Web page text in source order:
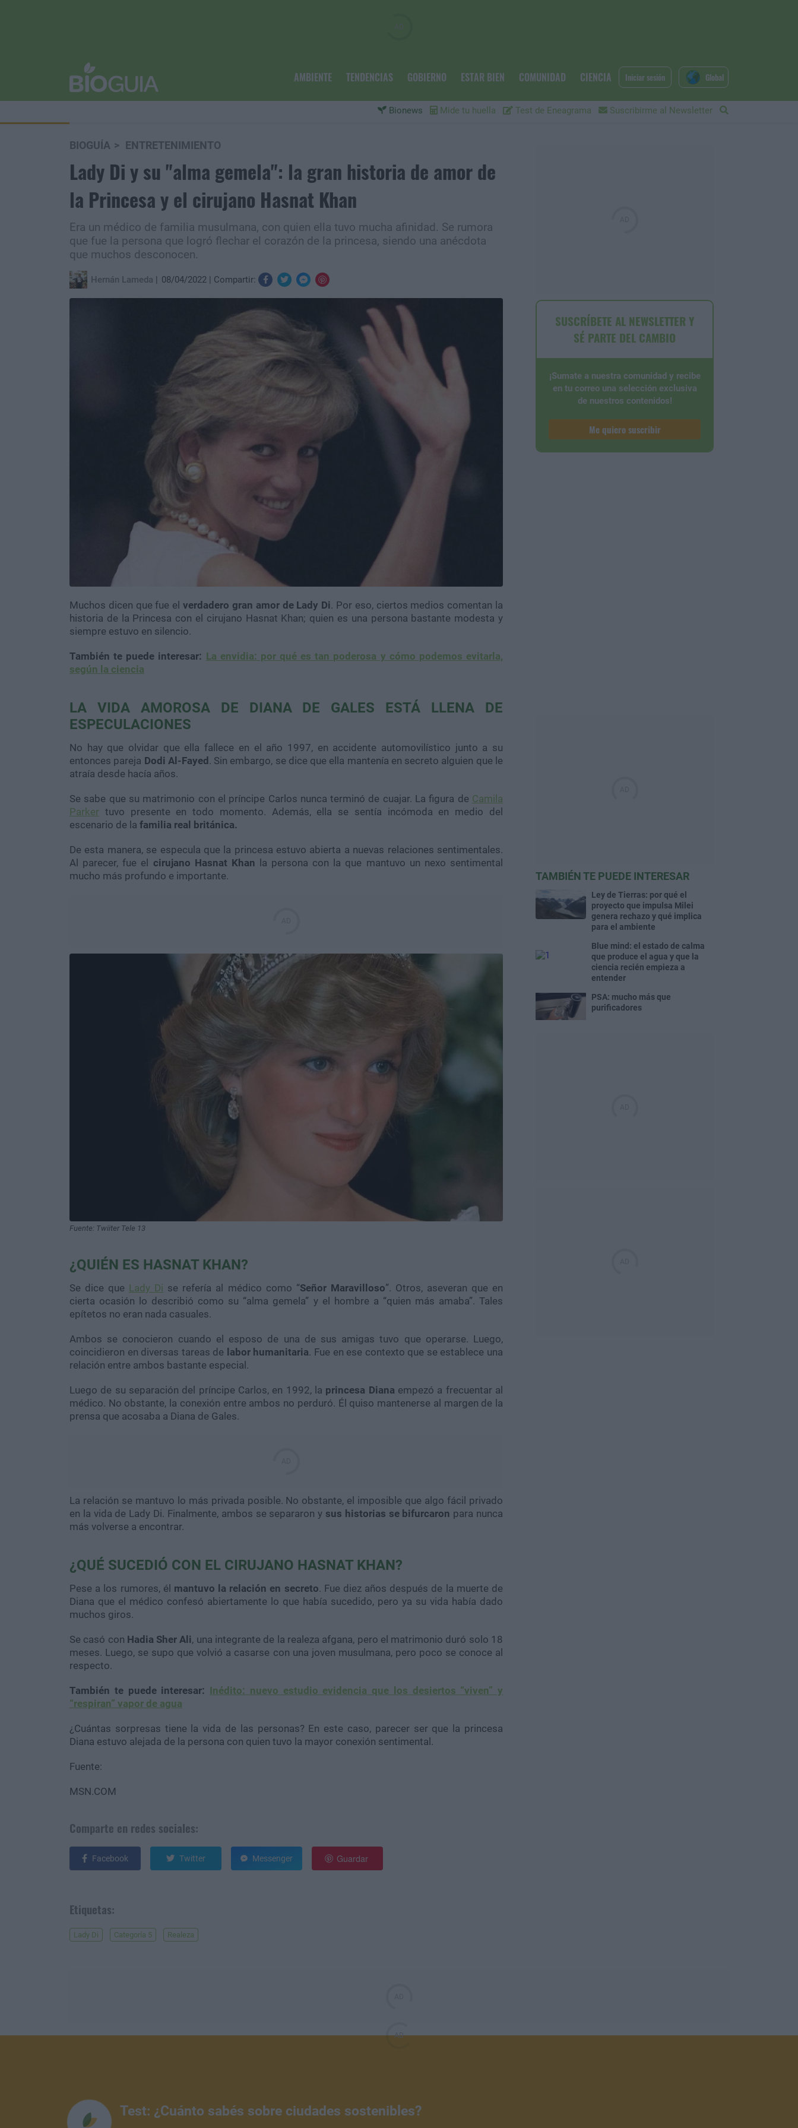
AMBIENTE TENDENCIAS GOBIERNO ESTAR BIEN COMUNIDAD CIENCIA
Bionews Mide tu huella Test de Eneagrama Suscribirme al Newsletter
Iniciar sesión Global
BIOGUÍA ENTRETENIMIENTO
Lady Di y su "alma gemela": la gran historia de amor de
la Princesa y el cirujano Hasnat Khan
Era un médico de familia musulmana, con quien ella tuvo mucha afinidad. Se rumora
que fue la persona que logró flechar el corazón de la princesa, siendo una anécdota
que muchos desconocen.
Hernán Lameda 08/04/2022 Compartir:
Muchos dicen que fue elverdadero gran amor de Lady Di. Por eso, ciertos medios comentan la
historia de la Princesa con el cirujano Hasnat Khan; quien es una persona bastante modesta y
siempre estuvo en silencio.
También te puede interesar: La envidia: por qué es tan poderosa y cómo podemos evitarla,
según la ciencia
LA VIDA AMOROSA DE DIANA DE GALES ESTÁ LLENA DE
ESPECULACIONES
No hay que olvidar que ella fallece en el año 1997, en accidente automovilístico junto a su
entonces pareja Dodi Al-Fayed . Sin embargo, se dice que ella mantenía en secreto alguien que le
atraía desde hacía años.
Se sabe que su matrimonio con el príncipe Carlos nunca terminó de cuajar. La figura de Camila
Parker tuvo presente en todo momento. Además, ella se sentía incómoda en medio del
escenario de la familia real británica.
De esta manera, se especula que la princesa estuvo abierta a nuevas relaciones sentimentales.
Al parecer, fue el cirujano Hasnat Khan la persona con la que mantuvo un nexo sentimental
mucho más profundo e importante.
Fuente: Twiiter Tele 13
¿QUIÉN ES HASNAT KHAN?
Se dice que Lady Di se refería al médico como “Señor Maravilloso”. Otros, aseveran que en
cierta ocasión lo describió como su “alma gemela” y el hombre a “quien más amaba”. Tales
epítetos no eran nada casuales.
Ambos se conocieron cuando el esposo de una de sus amigas tuvo que operarse. Luego,
coincidieron en diversas tareas de labor humanitaria. Fue en ese contexto que se establece una
relación entre ambos bastante especial.
Luego de su separación del príncipe Carlos, en 1992, la princesa Diana empezó a frecuentar al
médico. No obstante, la conexión entre ambos no perduró. Él quiso mantenerse al margen de la
prensa que acosaba a Diana de Gales.
La relación se mantuvo lo más privada posible. No obstante, el imposible que algo fácil privado
en la vida de Lady Di. Finalmente, ambos se separaron y sus historias se bifurcaron para nunca
más volverse a encontrar.
¿QUÉ SUCEDIÓ CON EL CIRUJANO HASNAT KHAN?
Pese a los rumores, él mantuvo la relación en secreto. Fue diez años después de la muerte de
Diana que el médico confesó abiertamente lo que había sucedido, pero ya su vida había dado
muchos giros.
Se casó con Hadia Sher Ali, una integrante de la realeza afgana, pero el matrimonio duró solo 18
meses. Luego, se supo que volvió a casarse con una joven musulmana, pero poco se conoce al
respecto.
También te puede interesar: Inédito: nuevo estudio evidencia que los desiertos “viven” y
“respiran” vapor de agua
¿Cuántas sorpresas tiene la vida de las personas? En este caso, parecer ser que la princesa
Diana estuvo alejada de la persona con quien tuvo la mayor conexión sentimental.
Fuente:
MSN.COM
Comparte en redes sociales:
Facebook Twitter Messenger Guardar
Etiquetas:
Lady Di Categoría 5 Realeza
SUSCRÍBETE AL NEWSLETTER Y
SÉ PARTE DEL CAMBIO
¡Sumate a nuestra comunidad y recibe
en tu correo una selección exclusiva
de nuestros contenidos!
Me quiero suscribir
TAMBIÉN TE PUEDE INTERESAR
Ley de Tierras: por qué el
proyecto que impulsa Milei
genera rechazo y qué implica
para el ambiente
Blue mind: el estado de calma
que produce el agua y que la
ciencia recién empieza a
entender
PSA: mucho más que
purificadores
Test: ¿Cuánto sabés sobre ciudades sostenibles?